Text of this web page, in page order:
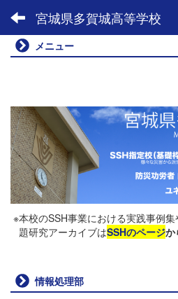
宮城県多賀城高等学校
メニュー
※本校のSSH事業における実践事例
題研究アーカイブはSSHのページか
情報処理部